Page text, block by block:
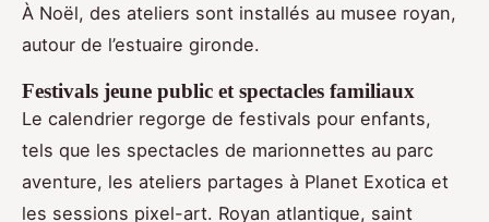
À Noël, des ateliers sont installés au musee royan,
autour de l’estuaire gironde.
Festivals jeune public et spectacles familiaux
Le calendrier regorge de festivals pour enfants,
tels que les spectacles de marionnettes au parc
aventure, les ateliers partages à Planet Exotica et
les sessions pixel-art. Royan atlantique, saint